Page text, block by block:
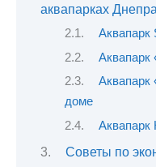
аквапарках Днепра
Аквапарк
Аквапарк
Аквапарк
доме
Аквапарк
Советы по